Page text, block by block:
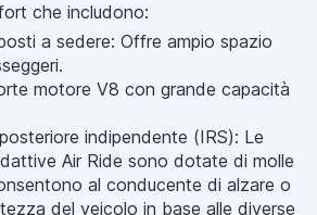
che includono:
a sedere: Offre ampio spazio
motore V8 con grande capacità
indipendente (IRS): Le
Air Ride sono dotate di molle
al conducente di alzare o
del veicolo in base alle diverse